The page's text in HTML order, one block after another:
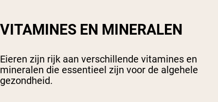
VITAMINES EN MINERALEN
Eieren zijn rijk aan verschillende vitamines en
mineralen die essentieel zijn voor de algehele
gezondheid.